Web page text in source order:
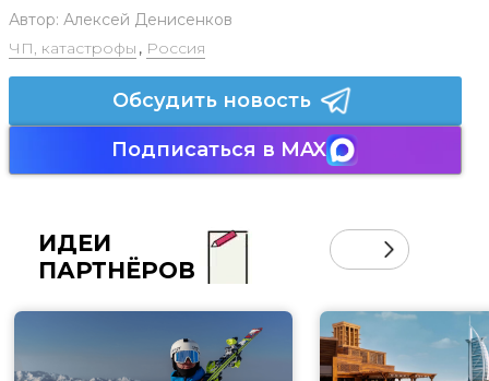
Автор: Алексей Денисенков
ЧП, катастрофы , Россия
Обсудить новость
Подписаться в MAX
ИДЕИ
ПАРТНЁРОВ